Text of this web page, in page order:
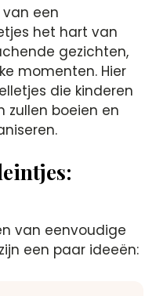
een
het hart van
gezichten,
momenten.​ Hier
die kinderen
zullen boeien en
van eenvoudige
een paar ideeën: